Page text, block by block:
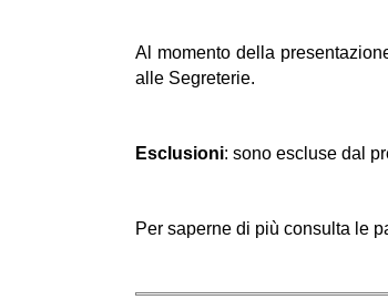
Al momento della
alle Segreterie.
Esclusioni: sono escluse dal
Per saperne di più consulta le